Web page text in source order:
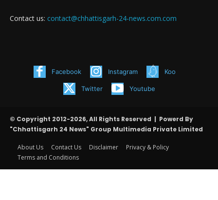
Contact us: contact@chhattisgarh-24-news.com.com
Facebook Instagram Koo
Twitter Youtube
© Copyright 2012-2026, All Rights Reserved | Powerd By
"Chhattisgarh 24 News" Group Multimedia Private Limited
About Us Contact Us Disclaimer
Privacy & Policy
Terms and Conditions